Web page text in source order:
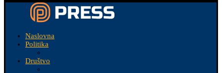
Naslovna
Politika
Društvo